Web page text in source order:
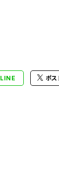
LINE ポス